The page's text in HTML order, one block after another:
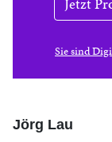
Sie sind
Jörg Lau